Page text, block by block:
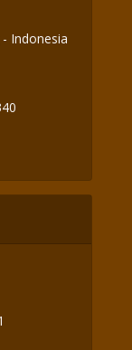
Indonesia